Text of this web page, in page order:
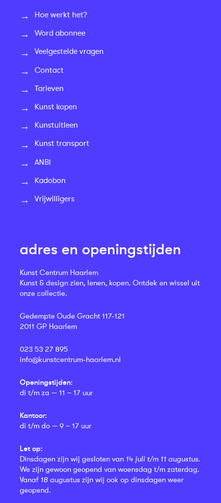
Hoe werkt het?
Word abonnee
Veelgestelde vragen
Contact
Tarieven
Kunst kopen
Kunstuitleen
Kunst transport
ANBI
Kadobon
Vrijwilligers
adres en openingstijden
Kunst Centrum Haarlem
Kunst & design zien, lenen, kopen. Ontdek en wissel uit
onze collectie.
Gedempte Oude Gracht 117-121
2011 GP Haarlem
023 53 27 895
info@kunstcentrum-haarlem.nl
Openingstijden:
di t/m za — 11 – 17 uur
Kantoor:
di t/m do — 9 – 17 uur
Let op:
Dinsdagen zijn wij gesloten van 14 juli t/m 11 augustus.
We zijn gewoon geopend van woensdag t/m zaterdag.
Vanaf 18 augustus zijn wij ook op dinsdagen weer
geopend.